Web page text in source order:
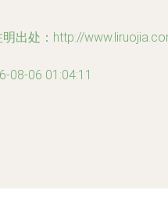
出处：http://
08-06 01:04:11